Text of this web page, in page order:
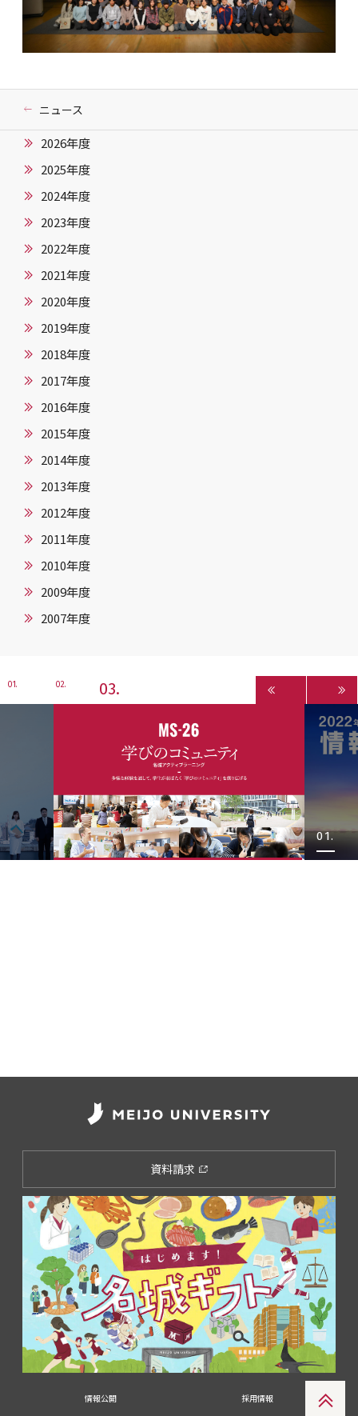
ニュース
2026年度
2025年度
2024年度
2023年度
2022年度
2021年度
2020年度
2019年度
2018年度
2017年度
2016年度
2015年度
2014年度
2013年度
2012年度
2011年度
2010年度
2009年度
2007年度
1 2 3
資料請求
情報公開
採用情報